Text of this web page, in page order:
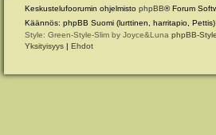
Keskustelufoorumin ohjelmisto phpBB® Forum
Käännös: phpBB Suomi (lurttinen, harritapio, Pettis)
Style: Green-Style-Slim by Joyce&Luna phpBB-
Yksityisyys | Ehdot